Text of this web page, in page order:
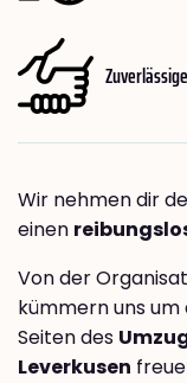
Wir nehmen dir
einen
Von der
kümmern uns um
Seiten des
Leverkusen